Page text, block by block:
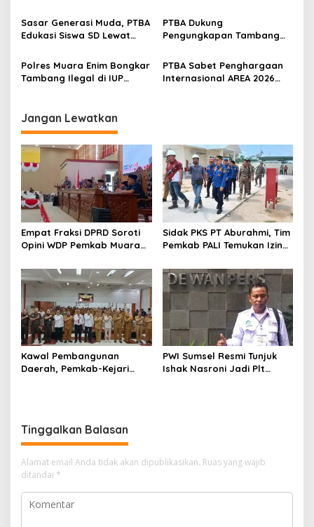
Festival 2026
Sasar Generasi Muda, PTBA
Edukasi Siswa SD Lewat
PTBA Dukung
Pengungkapan Tambang
IUP Perseroan
Polres Muara Enim Bongkar
Tambang Ilegal di IUP
PTBA Sabet Penghargaan
Internasional AREA 2026
Jangan Lewatkan
Empat Fraksi DPRD Soroti
Opini WDP Pemkab Muara
Kelola Keuangan
Sidak PKS PT Aburahmi, Tim
Pemkab PALI Temukan Izin
Kawal Pembangunan
Daerah, Pemkab-Kejari
PWI Sumsel Resmi Tunjuk
Ishak Nasroni Jadi Plt
Tinggalkan Balasan
Alamat email Anda tidak akan dipublikasikan. Ruas yang wajib
ditandai *